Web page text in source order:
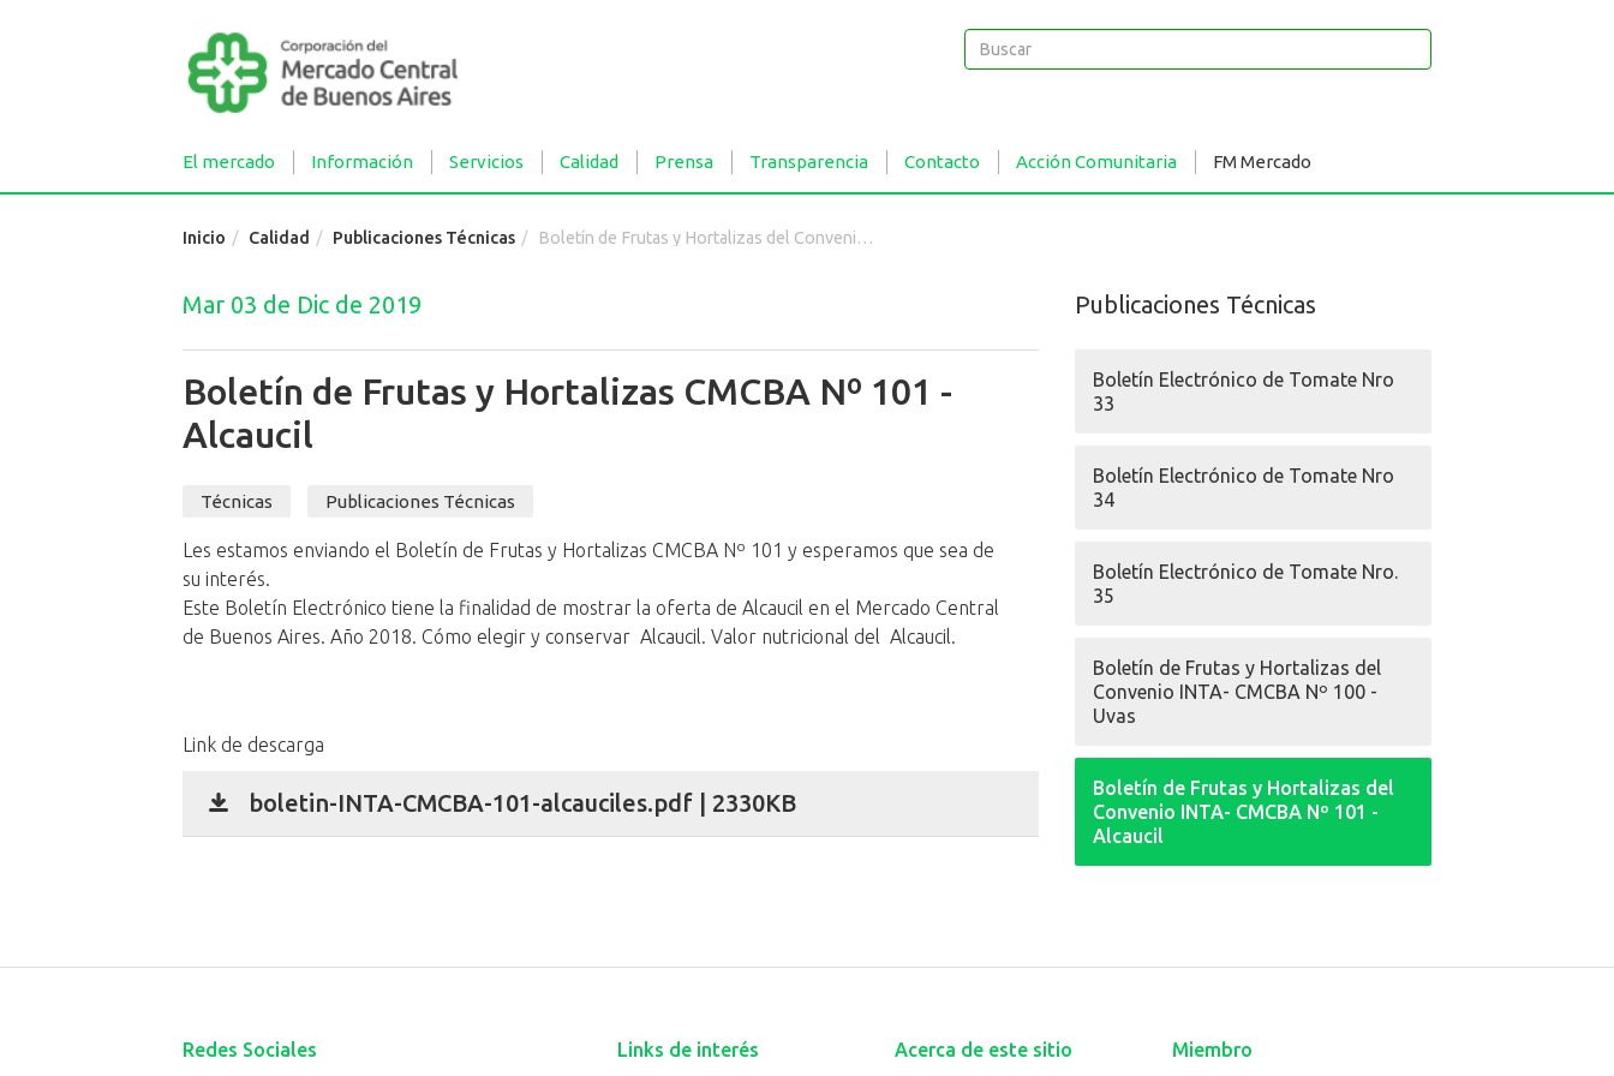
Buscar
Buscar
El mercado Información Servicios Calidad Prensa Transparencia Contacto Acción Comunitaria FM Mercado
Inicio Calidad Publicaciones Técnicas Boletín de Frutas y Hortalizas del Convenio INTA- CMCBA Nº 101 - Alcaucil
Mar 03 de Dic de 2019
Boletín de Frutas y Hortalizas CMCBA Nº 101 -
Alcaucil
Técnicas Publicaciones Técnicas
Les estamos enviando el Boletín de Frutas y Hortalizas CMCBA Nº 101 y esperamos que sea de
su interés.
Este Boletín Electrónico tiene la finalidad de ​mostrar ​la oferta de Alcaucil en el Mercado Central
de Buenos Aires. Año 2018. Cómo elegir y conservar Alcaucil. Valor nutricional del Alcaucil.
Link de descarga
boletin-INTA-CMCBA-101-alcauciles.pdf | 2330KB
Publicaciones Técnicas
Boletín Electrónico de Tomate Nro
33
Boletín Electrónico de Tomate Nro
34
Boletín Electrónico de Tomate Nro.
35
Boletín de Frutas y Hortalizas del
Convenio INTA- CMCBA Nº 100 -
Uvas
Boletín de Frutas y Hortalizas del
Convenio INTA- CMCBA Nº 101 -
Alcaucil
Redes Sociales Links de interés Acerca de este sitio Miembro